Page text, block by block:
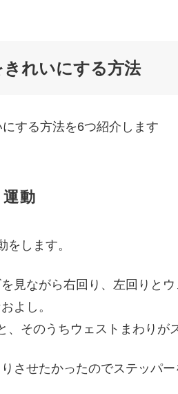
れいにする方法
する方法を6つ紹介します
動
します。
見ながら右回り、左回りと
よし。
そのうちウェストまわりが
させたかったのでステッパー